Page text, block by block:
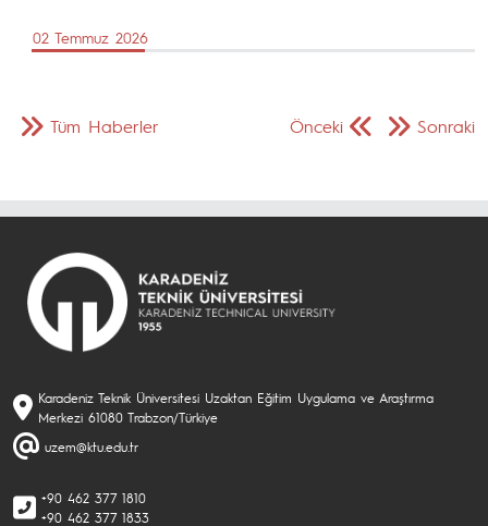
02 Temmuz 2026
Önceki Sonraki
Tüm Haberler
Karadeniz Teknik Üniversitesi Uzaktan Eğitim Uygulama ve Araştırma
Merkezi 61080 Trabzon/Türkiye
uzem@ktu.edu.tr
+90 462 377 1810
+90 462 377 1833